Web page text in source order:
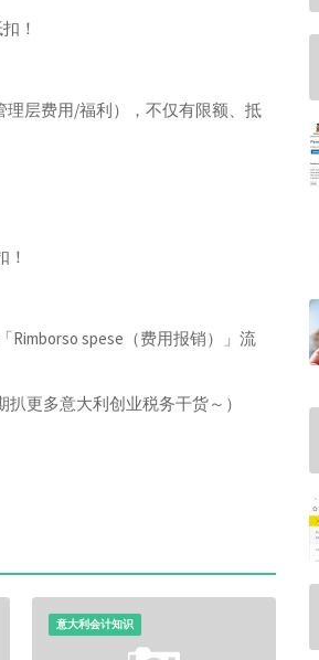
！
理层费用/福利），不仅有限额、抵
！
spese（费用报销）」流
更多意大利创业税务干货～）
意大利会计知识